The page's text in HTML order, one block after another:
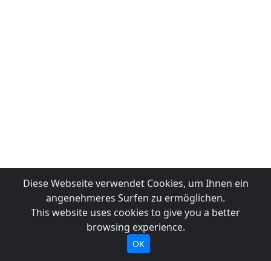
Diese Webseite verwendet Cookies, um Ihnen ein
angenehmeres Surfen zu ermöglichen.
This website uses cookies to give you a better
browsing experience.
OK